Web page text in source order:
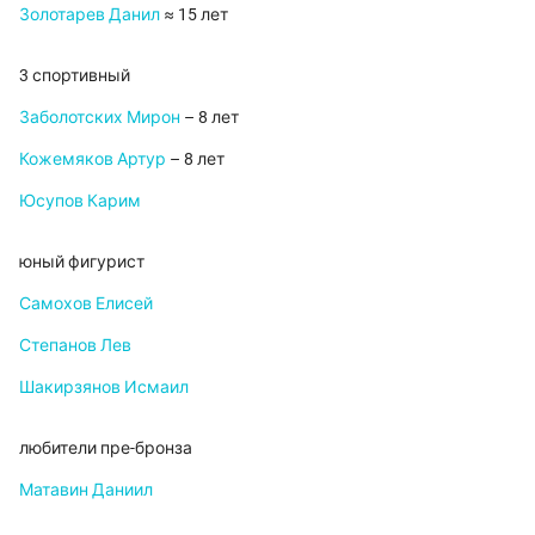
Золотарев Данил ≈ 15 лет
3 спортивный
Заболотских Мирон – 8 лет
Кожемяков Артур – 8 лет
Юсупов Карим
юный фигурист
Самохов Елисей
Степанов Лев
Шакирзянов Исмаил
любители пре-бронза
Матавин Даниил